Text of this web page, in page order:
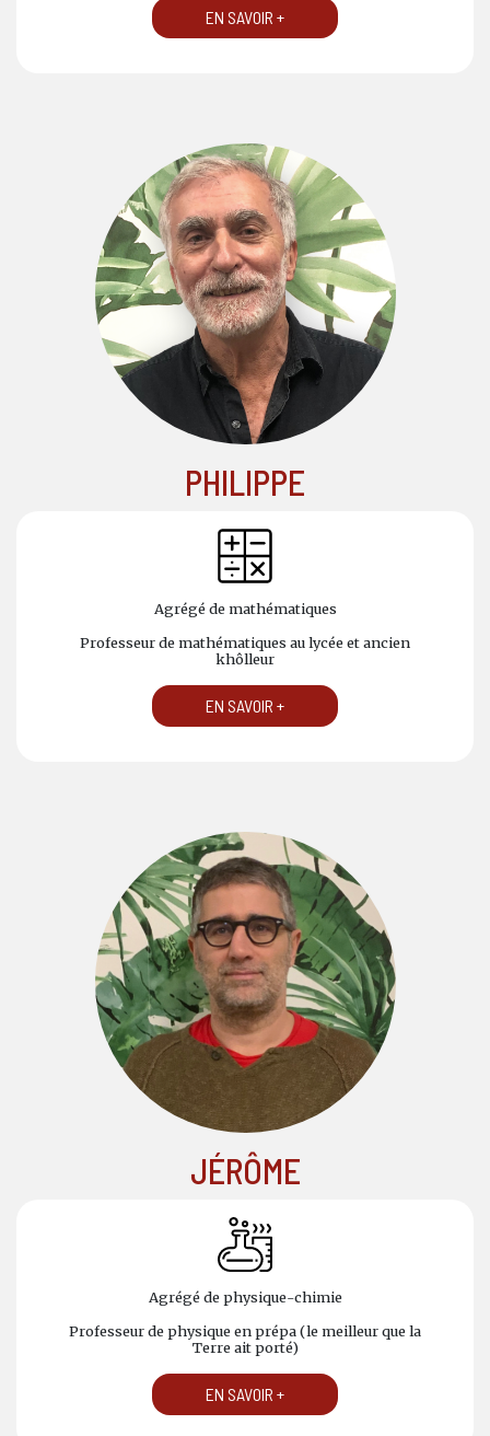
EN SAVOIR +
PHILIPPE
Agrégé de mathématiques
Professeur de mathématiques au lycée et ancien
khôlleur
EN SAVOIR +
JÉRÔME
Agrégé de physique-chimie
Professeur de physique en prépa (le meilleur que la
Terre ait porté)
EN SAVOIR +